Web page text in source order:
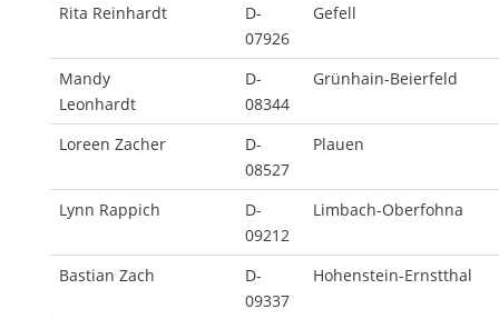
Rita Reinhardt
D-
07926
Gefell
Mandy
Leonhardt
D-
08344
Grünhain-Beierfeld
Loreen Zacher
D-
08527
Plauen
Lynn Rappich
D-
09212
Limbach-Oberfohna
Bastian Zach
D-
09337
Hohenstein-Ernstthal